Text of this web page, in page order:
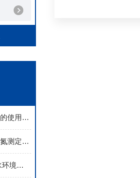
了解一下智能一体化蒸馏仪的使用维护方法吧
精准监测，科学治理——总氮测定仪助力水污染控制
COD氨氮检测仪的质量在水环境监测中起着至关重要的作用